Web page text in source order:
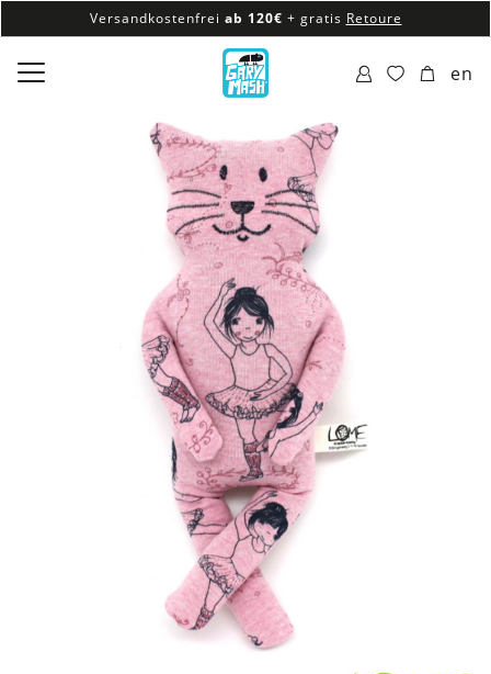
Versandkostenfrei ab 120€ + gratis Retoure
100% veganes & fair produziertes Sortiment
Versandkostenfrei ab 120€
en